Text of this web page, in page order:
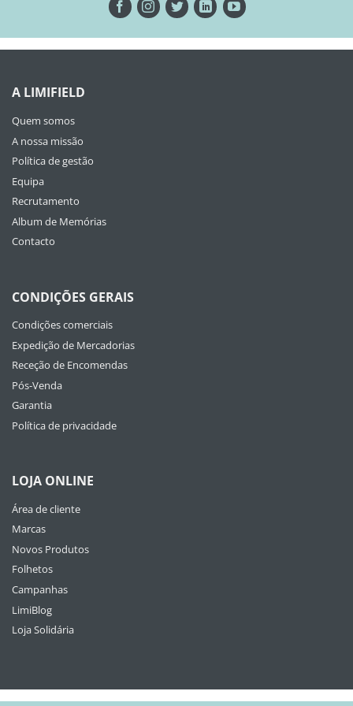
A LIMIFIELD
Quem somos
A nossa missão
Política de gestão
Equipa
Recrutamento
Album de Memórias
Contacto
CONDIÇÕES GERAIS
Condições comerciais
Expedição de Mercadorias
Receção de Encomendas
Pós-Venda
Garantia
Política de privacidade
LOJA ONLINE
Área de cliente
Marcas
Novos Produtos
Folhetos
Campanhas
LimiBlog
Loja Solidária